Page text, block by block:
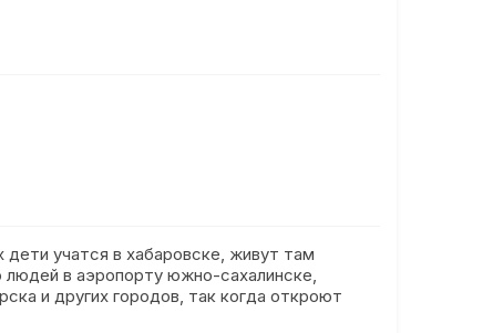
учатся в хабаровске, живут там
людей в аэропорту южно-сахалинске,
и других городов, так когда откроют